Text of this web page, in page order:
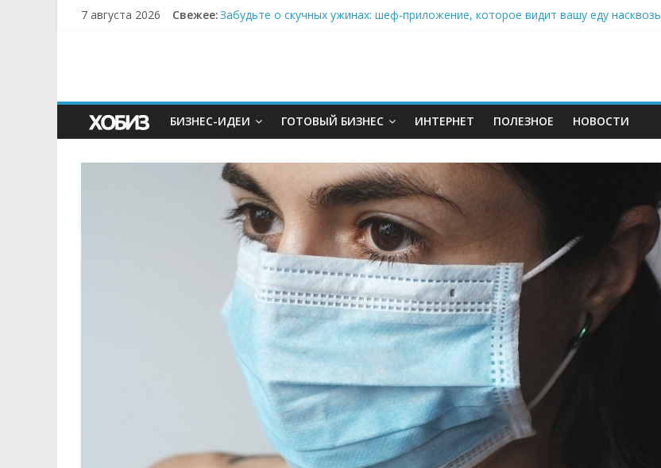
7 августа 2026 Свежее:Забудьте о скучных ужинах: шеф-приложение, которое видит вашу еду насквозь
БИЗНЕС-ИДЕИ ГОТОВЫЙ БИЗНЕС ИНТЕРНЕТ ПОЛЕЗНОЕ НОВОСТИ